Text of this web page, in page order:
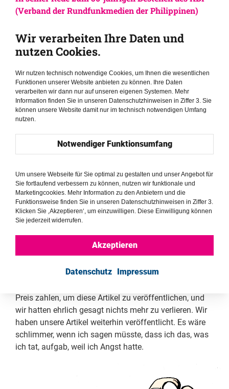
(Verband der Rundfunkmedien der Philippinen)
für die Regierung sei. Zudem haben sich die
Philippinen in der von Reporter ohne
Grenzen (RSF) erstellten Rangliste der
Pressefreiheit von Platz 147 im Jahr 2022 auf Platz
132 im Jahr 2023 verbessert. Was halten Sie
hiervon?
In gewisser Weise stimmt das. Aufgrund der zehn
wurde nicht verurteilt. Letztendlich wurde die Welt auf
den Kopf gestellt. Duterte war vermutlich der
nie gezwungen war, das Kriegsrecht zu verhängen,
während es hingegen der
Vater Marcos verhängte. Wegen Covid 19
musste Duterte das jedoch erst gar nicht. Ich denke,
dass wir uns verbessert haben. Persönlich empfinde
ich das so. Das ist eine persönliche Erfahrung. Mit der
Einschätzung, dass es uns an Tatkraft mangelt, lag
abschreckende Wirkung war real, und es gab Artikel,
Preis zahlen, um diese Artikel zu veröffentlichen, und
wir hatten ehrlich gesagt nichts mehr zu verlieren. Wir
haben unsere Artikel weiterhin veröffentlicht. Es wäre
schlimmer, wenn ich sagen müsste, dass ich das, was
ich tat, aufgab, weil ich Angst hatte.
Wir verarbeiten Ihre Daten und
nutzen Cookies.
Wir nutzen technisch notwendige Cookies, um Ihnen die wesentlichen
Funktionen unserer Website anbieten zu können. Ihre Daten
verarbeiten wir dann nur auf unseren eigenen Systemen. Mehr
Information finden Sie in unseren Datenschutzhinweisen in Ziffer 3. Sie
können unsere Website damit nur im technisch notwendigen Umfang
nutzen.
Notwendiger Funktionsumfang
Um unsere Webseite für Sie optimal zu gestalten und unser Angebot für
Sie fortlaufend verbessern zu können, nutzen wir funktionale und
Marketingcookies. Mehr Information zu den Anbietern und die
Funktionsweise finden Sie in unseren Datenschutzhinweisen in Ziffer 3.
Klicken Sie ‚Akzeptieren‘, um einzuwilligen. Diese Einwilligung können
Sie jederzeit widerrufen.
Akzeptieren
Datenschutz Impressum